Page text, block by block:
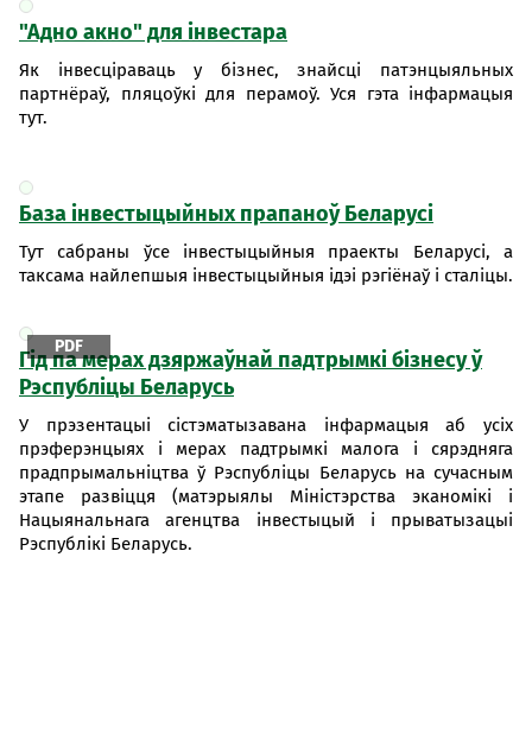
"Адно акно" для інвестара
Як інвесціраваць у бізнес, знайсці патэнцыяльных
партнёраў, пляцоўкі для перамоў. Уся гэта інфармацыя
тут.
База інвестыцыйных прапаноў Беларусі
Тут сабраны ўсе інвестыцыйныя праекты Беларусі, а
таксама найлепшыя інвестыцыйныя ідэі рэгіёнаў і сталіцы.
PDF
Гід па мерах дзяржаўнай падтрымкі бізнесу ў
Рэспубліцы Беларусь
У прэзентацыі сістэматызавана інфармацыя аб усіх
прэферэнцыях і мерах падтрымкі малога і сярэдняга
прадпрымальніцтва ў Рэспубліцы Беларусь на сучасным
этапе развіцця (матэрыялы Міністэрства эканомікі і
Нацыянальнага агенцтва інвестыцый і прыватызацыі
Рэспублікі Беларусь.